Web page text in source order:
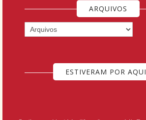
ARQUIVOS
ESTIVERAM POR AQUI